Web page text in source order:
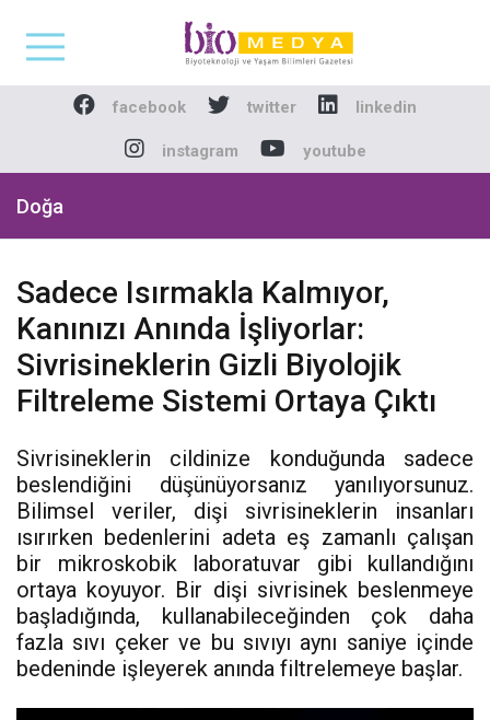
Biomedya -
facebook twitter linkedin
instagram youtube
Doğa
Sadece Isırmakla Kalmıyor,
Kanınızı Anında İşliyorlar:
Sivrisineklerin Gizli Biyolojik
Filtreleme Sistemi Ortaya Çıktı
Sivrisineklerin cildinize konduğunda sadece
beslendiğini düşünüyorsanız yanılıyorsunuz.
Bilimsel veriler, dişi sivrisineklerin insanları
ısırırken bedenlerini adeta eş zamanlı çalışan
bir mikroskobik laboratuvar gibi kullandığını
ortaya koyuyor. Bir dişi sivrisinek beslenmeye
başladığında, kullanabileceğinden çok daha
fazla sıvı çeker ve bu sıvıyı aynı saniye içinde
bedeninde işleyerek anında filtrelemeye başlar.